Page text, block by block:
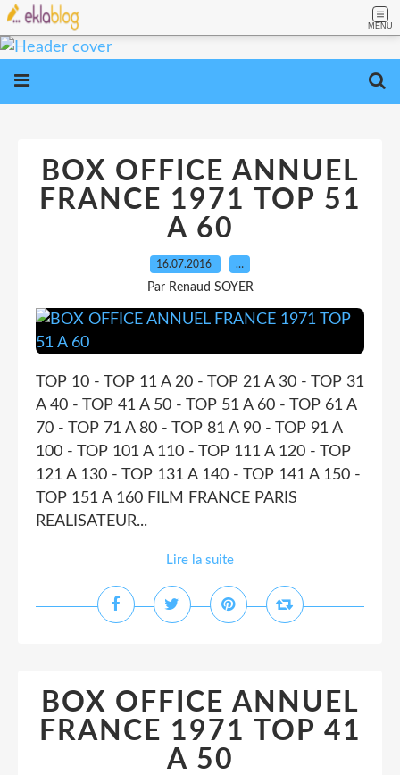
MENU
BOX OFFICE ANNUEL
FRANCE 1971 TOP 51
A 60
16.07.2016 …
Par Renaud SOYER
TOP 10 - TOP 11 A 20 - TOP 21 A 30 - TOP 31
A 40 - TOP 41 A 50 - TOP 51 A 60 - TOP 61 A
70 - TOP 71 A 80 - TOP 81 A 90 - TOP 91 A
100 - TOP 101 A 110 - TOP 111 A 120 - TOP
121 A 130 - TOP 131 A 140 - TOP 141 A 150 -
TOP 151 A 160 FILM FRANCE PARIS
REALISATEUR...
Lire la suite
BOX OFFICE ANNUEL
FRANCE 1971 TOP 41
A 50